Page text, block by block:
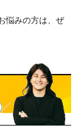
悩みの方は、ぜ